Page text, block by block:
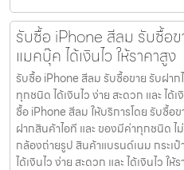
รับซื้อ iPhone สีลม รับซื้อข
แมคบุ๊ค ได้เงินไว ให้ราคาสูง
รับซื้อ iPhone สีลม รับซื้อขาย รับฝาก
ทุกชนิด ได้เงินไว ง่าย สะดวก และ ได้
ซื้อ iPhone สีลม ให้บริการโดย รับซื้อ
ฝากสินค้าไอที และ ของมีค่าทุกชนิด ไ
กล้องถ่ายรูป สินค้าแบรนด์เนม กระเ
ได้เงินไว ง่าย สะดวก และ ได้เงินไว ใ